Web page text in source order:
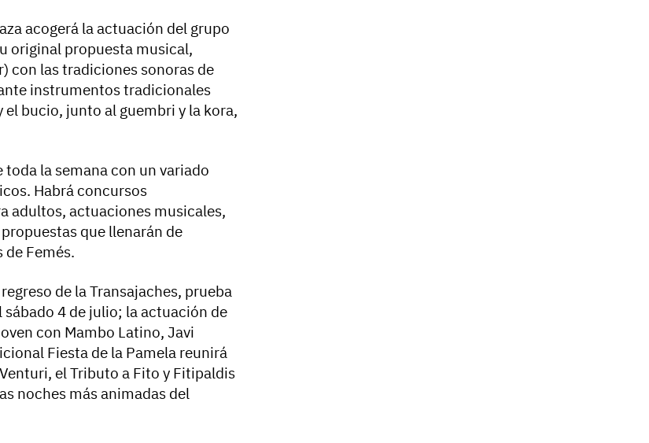
acogerá la actuación del grupo
original propuesta musical,
con las tradiciones sonoras de
instrumentos tradicionales
bucio, junto al guembri y la kora,
la semana con un variado
Habrá concursos
adultos, actuaciones musicales,
que llenarán de
Femés.
de la Transajaches, prueba
4 de julio; la actuación de
con Mambo Latino, Javi
Fiesta de la Pamela reunirá
el Tributo a Fito y Fitipaldis
noches más animadas del